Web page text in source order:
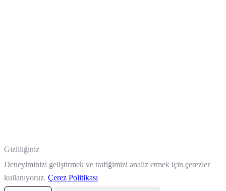
Gizliliğiniz
Deneyiminizi geliştirmek ve trafiğimizi analiz etmek için çerezler
kullanıyoruz. Çerez Politikası